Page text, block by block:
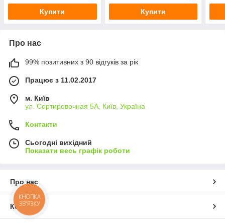
Купити Купити
Про нас
99% позитивних з 90 відгуків за рік
Працює з 11.02.2017
м. Київ
ул. Сортировочная 5А, Київ, Україна
Контакти
Сьогодні вихідний
Показати весь графік роботи
Про нас
Контакти
КНОПКА
ЗВ'ЯЗКУ